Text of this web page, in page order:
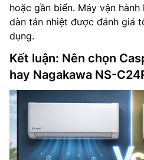
hoặc gần biển. Máy vận
dàn tản nhiệt được đánh giá
dụng.
Kết luận: Nên chọn
hay Nagakawa NS-